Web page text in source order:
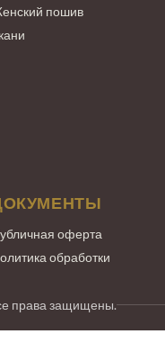
пошив
оферта
обработки
права защищены.